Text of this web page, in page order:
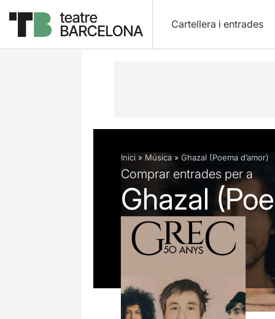
Cartellera i entrades
Descripció Fitxa artística
Inici » Música » Ghazal (Poema d’amor)
Comprar entrades per a
Ghazal